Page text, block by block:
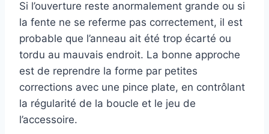
Si l’ouverture reste anormalement grande ou si
la fente ne se referme pas correctement, il est
probable que l’anneau ait été trop écarté ou
tordu au mauvais endroit. La bonne approche
est de reprendre la forme par petites
corrections avec une pince plate, en contrôlant
la régularité de la boucle et le jeu de
l’accessoire.